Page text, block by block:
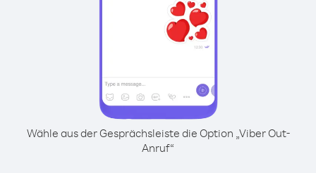
Wähle aus der Gesprächsleiste die Option „Viber Out-
Anruf“